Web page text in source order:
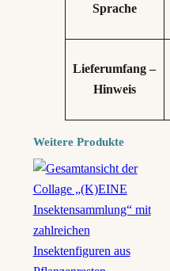
Sprache
Lieferumfang –
Hinweis
Weitere Produkte